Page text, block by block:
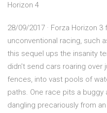
Horizon 4
28/09/2017 · Forza Horizon
unconventional racing, such
this sequel ups the insanity
didn't send cars roaring over
fences, into vast pools of
paths. One race pits a
dangling precariously from